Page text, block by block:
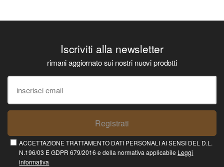
Iscriviti alla newsletter
rimani aggiornato sui nostri nuovi prodotti
Registrati
ACCETTAZIONE TRATTAMENTO DATI PERSONALI AI SENSI DEL D.L.
N.196/03 E GDPR 679/2016 e della normativa applicabile Leggi
informativa